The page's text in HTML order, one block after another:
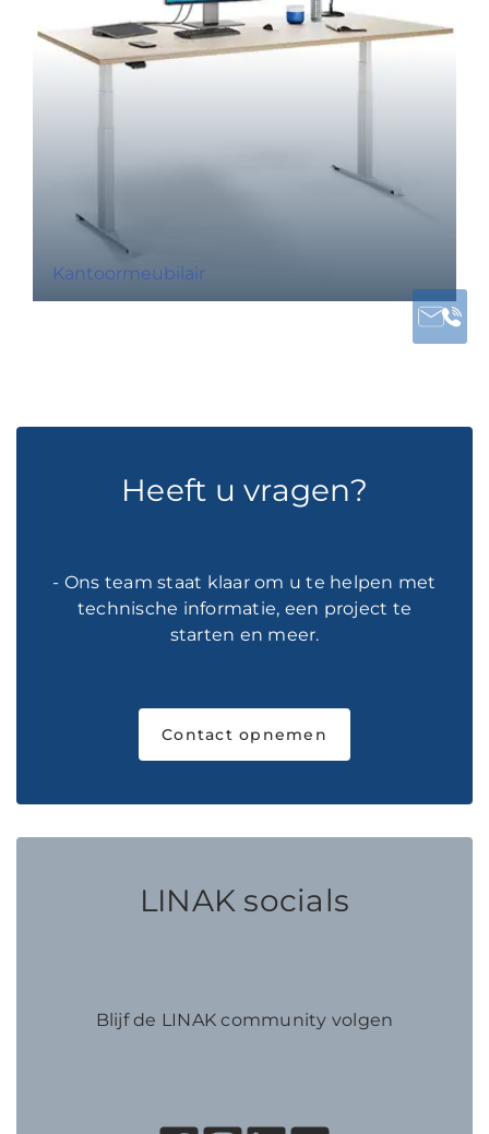
Kantoormeubilair
Heeft u vragen?
- Ons team staat klaar om u te helpen met
technische informatie, een project te
starten en meer.
Contact opnemen
LINAK socials
Blijf de LINAK community volgen